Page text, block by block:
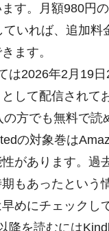
す。月額980円
いれば、追加料
ます。
は2026年2月19
として配信されて
方でも無料で読
の対象巻は
があります。過
もあったという
めにチェックし
降を読むには